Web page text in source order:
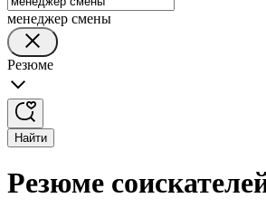
менеджер смены
Резюме
Найти
Резюме